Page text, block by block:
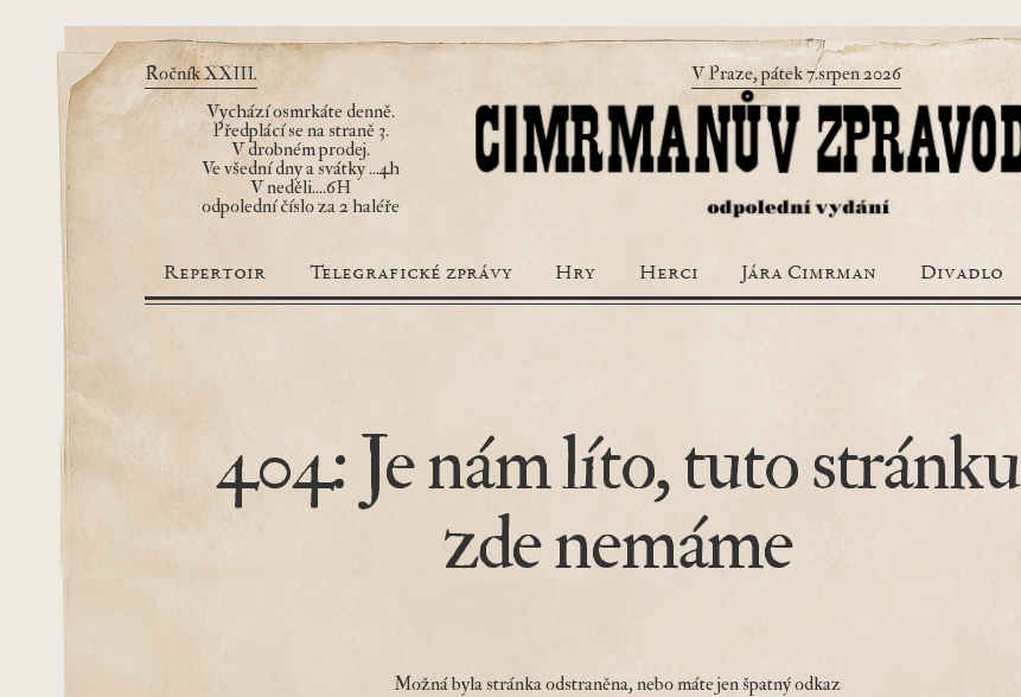
Ročník XXIII. V Praze, pátek 7.srpen 2026
Vychází osmrkáte denně.
Předplácí se na straně 3.
V drobném prodej.
Ve všední dny a svátky ...4h
V neděli....6H
odpolední číslo za 2 haléře
Repertoir Telegrafické zprávy Hry Herci Jára Cimrman Divadlo
404: Je nám líto, tuto stránku
zde nemáme
Možná byla stránka odstraněna, nebo máte jen špatný odkaz